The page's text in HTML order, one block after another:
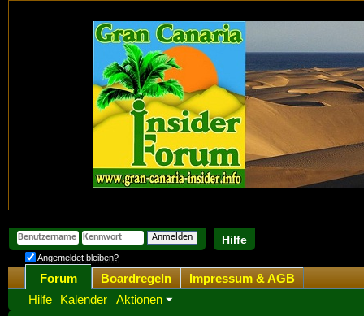
Hilfe
Angemeldet bleiben?
Forum
Hilfe
Kalender Aktionen
Boardregeln Impressum & AGB